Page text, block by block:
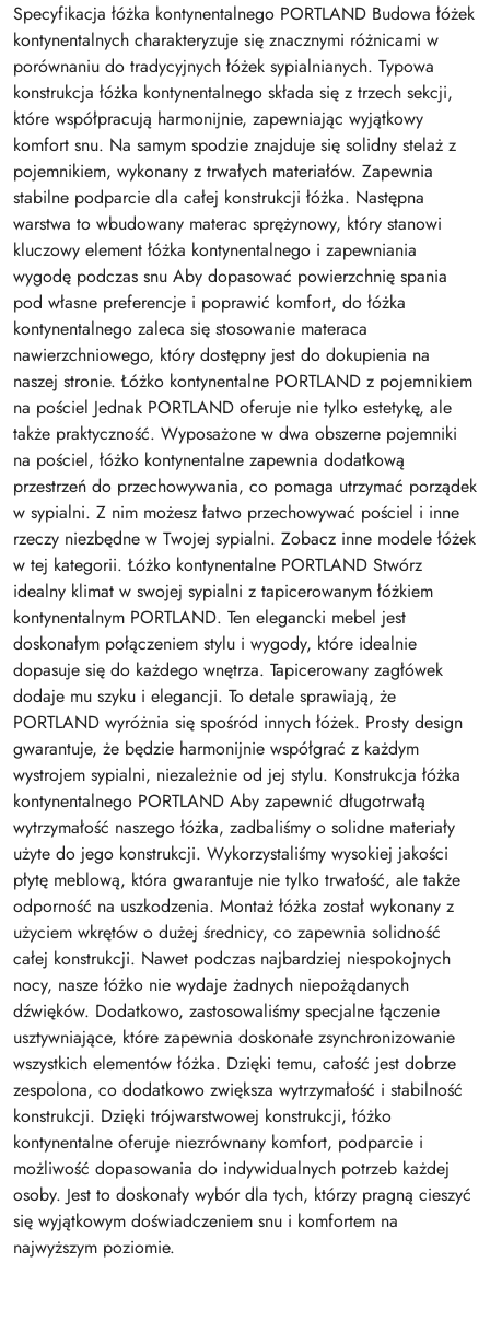
Specyfikacja łóżka kontynentalnego PORTLAND Budowa łóżek
kontynentalnych charakteryzuje się znacznymi różnicami w
porównaniu do tradycyjnych łóżek sypialnianych. Typowa
konstrukcja łóżka kontynentalnego składa się z trzech sekcji,
które współpracują harmonijnie, zapewniając wyjątkowy
komfort snu. Na samym spodzie znajduje się solidny stelaż z
pojemnikiem, wykonany z trwałych materiałów. Zapewnia
stabilne podparcie dla całej konstrukcji łóżka. Następna
warstwa to wbudowany materac sprężynowy, który stanowi
kluczowy element łóżka kontynentalnego i zapewniania
wygodę podczas snu Aby dopasować powierzchnię spania
pod własne preferencje i poprawić komfort, do łóżka
kontynentalnego zaleca się stosowanie materaca
nawierzchniowego, który dostępny jest do dokupienia na
naszej stronie. Łóżko kontynentalne PORTLAND z pojemnikiem
na pościel Jednak PORTLAND oferuje nie tylko estetykę, ale
także praktyczność. Wyposażone w dwa obszerne pojemniki
na pościel, łóżko kontynentalne zapewnia dodatkową
przestrzeń do przechowywania, co pomaga utrzymać porządek
w sypialni. Z nim możesz łatwo przechowywać pościel i inne
rzeczy niezbędne w Twojej sypialni. Zobacz inne modele łóżek
w tej kategorii. Łóżko kontynentalne PORTLAND Stwórz
idealny klimat w swojej sypialni z tapicerowanym łóżkiem
kontynentalnym PORTLAND. Ten elegancki mebel jest
doskonałym połączeniem stylu i wygody, które idealnie
dopasuje się do każdego wnętrza. Tapicerowany zagłówek
dodaje mu szyku i elegancji. To detale sprawiają, że
PORTLAND wyróżnia się spośród innych łóżek. Prosty design
gwarantuje, że będzie harmonijnie współgrać z każdym
wystrojem sypialni, niezależnie od jej stylu. Konstrukcja łóżka
kontynentalnego PORTLAND Aby zapewnić długotrwałą
wytrzymałość naszego łóżka, zadbaliśmy o solidne materiały
użyte do jego konstrukcji. Wykorzystaliśmy wysokiej jakości
płytę meblową, która gwarantuje nie tylko trwałość, ale także
odporność na uszkodzenia. Montaż łóżka został wykonany z
użyciem wkrętów o dużej średnicy, co zapewnia solidność
całej konstrukcji. Nawet podczas najbardziej niespokojnych
nocy, nasze łóżko nie wydaje żadnych niepożądanych
dźwięków. Dodatkowo, zastosowaliśmy specjalne łączenie
usztywniające, które zapewnia doskonałe zsynchronizowanie
wszystkich elementów łóżka. Dzięki temu, całość jest dobrze
zespolona, co dodatkowo zwiększa wytrzymałość i stabilność
konstrukcji. Dzięki trójwarstwowej konstrukcji, łóżko
kontynentalne oferuje niezrównany komfort, podparcie i
możliwość dopasowania do indywidualnych potrzeb każdej
osoby. Jest to doskonały wybór dla tych, którzy pragną cieszyć
się wyjątkowym doświadczeniem snu i komfortem na
najwyższym poziomie.